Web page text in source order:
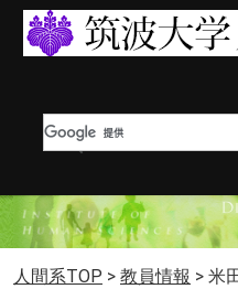
人間系TOP > 教員情報 > 米